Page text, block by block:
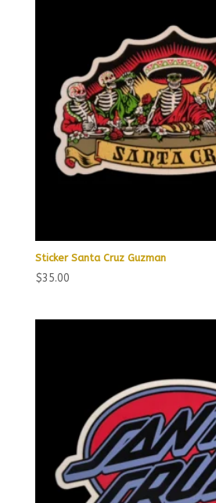
Sticker Santa Cruz Guzman
$35.00